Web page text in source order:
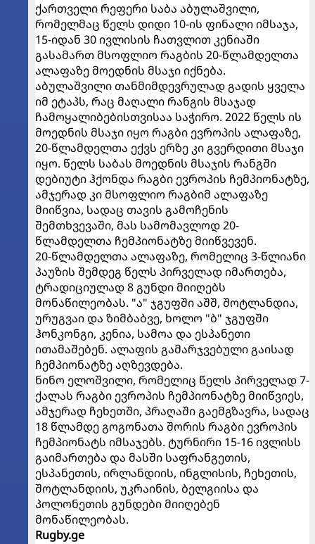
ქართველი რეფერი საბა აბულაშვილი,
რომელმაც წელს დიდი 10-ის ფინალი იმსაჯა,
15-იდან 30 ივლისის ჩათვლით კენიაში
გასამართ მსოფლიო რაგბის 20-წლამდელთა
ალაფაზე მოედნის მსაჯი იქნება.
აბულაშვილი თანმიმდევრულად გადის ყველა
იმ ეტაპს, რაც მაღალი რანგის მსაჯად
ჩამოყალიბებისთვისაა საჭირო. 2022 წელს ის
მოედნის მსაჯი იყო რაგბი ევროპის ალაფაზე,
20-წლამდელთა ექვს ერზე კი გვერდითი მსაჯი
იყო. წელს საბას მოედნის მსაჯის რანგში
დებიუტი ჰქონდა რაგბი ევროპის ჩემპიონატზე,
ამჯერად კი მსოფლიო რაგბიმ ალაფაზე
მიიწვია, სადაც თავის გამოჩენის
შემთხვევაში, მას სამომავლოდ 20-
წლამდელთა ჩემპიონატზე მიიწვევენ.
20-წლამდელთა ალაფაზე, რომელიც 3-წლიანი
პაუზის შემდეგ წელს პირველად იმართება,
ტრადიციულად 8 გუნდი მიიღებს
მონაწილეობას. "ა" ჯგუფში აშშ, შოტლანდია,
ურუგვაი და ზიმბაბვე, ხოლო "ბ" ჯგუფში
ჰონკონგი, კენია, სამოა და ესპანეთი
ითამაშებენ. ალაფის გამარჯვებული გაისად
ჩემპიონატზე აღზევდება.
ნინო ელოშვილი, რომელიც წელს პირველად 7-
ქალას რაგბი ევროპის ჩემპიონატზე მიიწვიეს,
ამჯერად ჩეხეთში, პრაღაში გაემგზავრა, სადაც
18 წლამდე გოგონათა შორის რაგბი ევროპის
ჩემპიონატს იმსაჯებს. ტურნირი 15-16 ივლისს
გაიმართება და მასში საფრანგეთის,
ესპანეთის, ირლანდიის, ინგლისის, ჩეხეთის,
შოტლანდიის, უკრაინის, ბელგიისა და
პოლონეთის გუნდები მიიღებენ
მონაწილეობას.
Rugby.ge